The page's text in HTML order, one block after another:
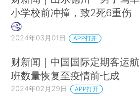
小学校前冲撞，致2死6重伤
2024年03月01日 APP打开
财新闻｜中国国际定期客运航
班数量恢复至疫情前七成
2024年02月29日 APP打开